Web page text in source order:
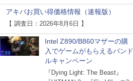
Keychronから
アキバお買い得価格情報（速報版）
【 調査日：2026年8月6日 】
Intel Z890/B860マザーの購
入でゲームがもらえるバンド
ルキャンペーン
『Dying Light: The Beast』